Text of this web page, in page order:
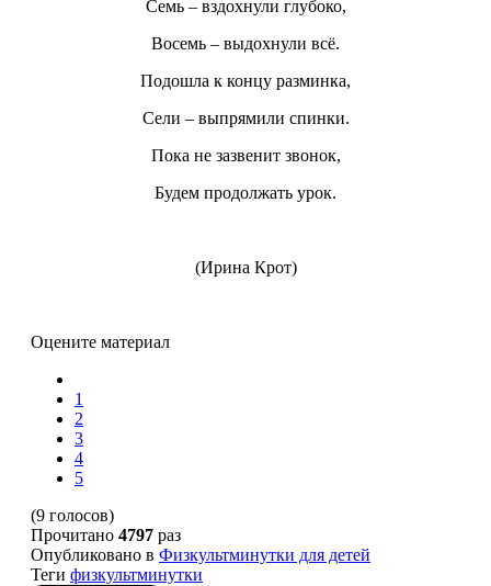
Семь – вздохнули глубоко,
Восемь – выдохнули всё.
Подошла к концу разминка,
Сели – выпрямили спинки.
Пока не зазвенит звонок,
Будем продолжать урок.
(Ирина Крот)
Оцените материал
1
2
3
4
5
(9 голосов)
Прочитано 4797 раз
Опубликовано в Физкультминутки для детей
Теги физкультминутки